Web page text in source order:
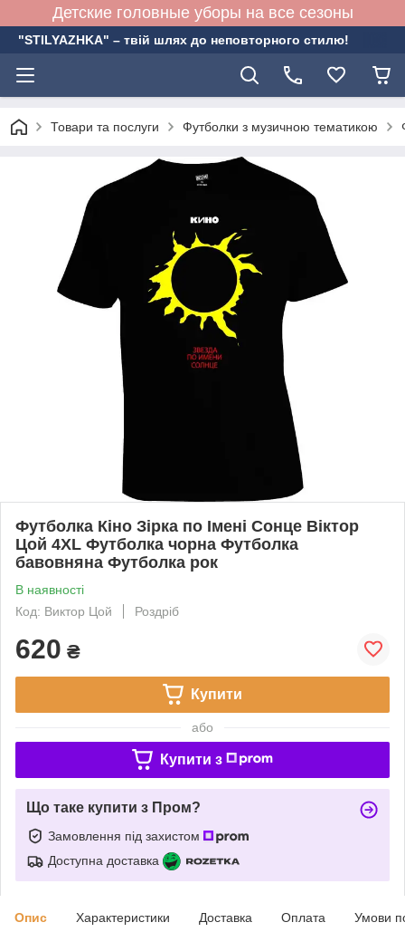
Детские головные уборы на все сезоны
"STILYAZHKA" – твій шлях до неповторного стилю!
Товари та послуги Футболки з музичною тематикою
Футболка Кіно Зірка по Імені Сонце Віктор
Цой 4XL Футболка чорна Футболка
бавовняна Футболка рок
В наявності
Код: Виктор Цой
Роздріб
620 ₴
Купити
або
Купити з
Що таке купити з Пром?
Замовлення під захистом
Доступна доставка
Опис Характеристики Доставка Оплата Умови